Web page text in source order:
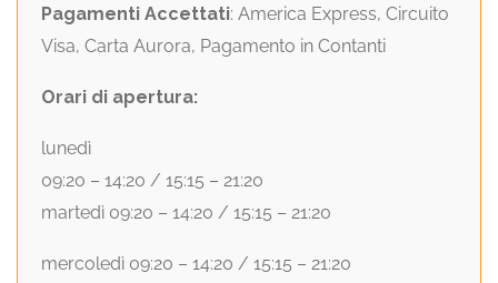
Pagamenti Accettati: America Express, Circuito
Visa, Carta Aurora, Pagamento in Contanti
Orari di apertura:
lunedì
09:20 – 14:20 / 15:15 – 21:20
martedì 09:20 – 14:20 / 15:15 – 21:20
mercoledì 09:20 – 14:20 / 15:15 – 21:20